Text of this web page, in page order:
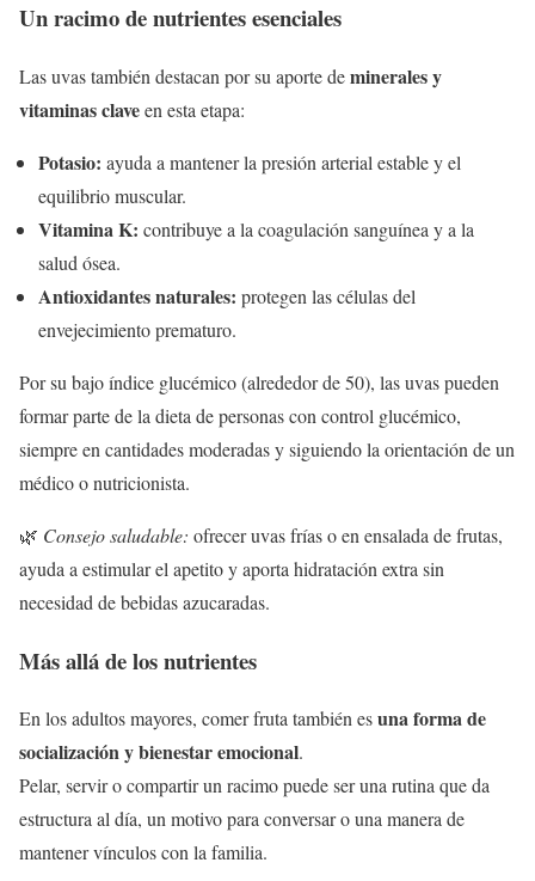
Un racimo de nutrientes esenciales
Las uvas también destacan por su aporte deminerales y
vitaminas claveen esta etapa:
Potasio: ayuda a mantener la presión arterial estable y el
equilibrio muscular.
Vitamina K: contribuye a la coagulación sanguínea y a la
salud ósea.
Antioxidantes naturales: protegen las células del
envejecimiento prematuro.
Por su bajo índice glucémico (alrededor de 50), las uvas pueden
formar parte de la dieta de personas con control glucémico,
siempre en cantidades moderadas y siguiendo la orientación de un
médico o nutricionista.
🌿 Consejo saludable: ofrecer uvas frías o en ensalada de frutas,
ayuda a estimular el apetito y aporta hidratación extra sin
necesidad de bebidas azucaradas.
Más allá de los nutrientes
En los adultos mayores, comer fruta también esuna forma de
socialización y bienestar emocional.
Pelar, servir o compartir un racimo puede ser una rutina que da
estructura al día, un motivo para conversar o una manera de
mantener vínculos con la familia.